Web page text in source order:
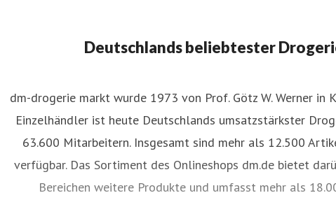
Pressesprecher presse@dm.de
Deutschlands beliebtester
dm-drogerie markt wurde 1973 von Prof. Götz W. Werner in
Einzelhändler ist heute Deutschlands umsatzstärkster
63.600 Mitarbeitern. Insgesamt sind mehr als 12.500
verfügbar. Das Sortiment des Onlineshops dm.de bietet
Bereichen weitere Produkte und umfasst mehr als